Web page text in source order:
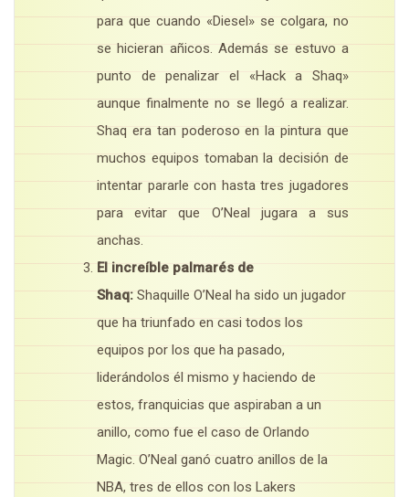
para que cuando «Diesel» se colgara, no
se hicieran añicos. Además se estuvo a
punto de penalizar el «Hack a Shaq»
aunque finalmente no se llegó a realizar.
Shaq era tan poderoso en la pintura que
muchos equipos tomaban la decisión de
intentar pararle con hasta tres jugadores
para evitar que O’Neal jugara a sus
anchas.
El increíble palmarés de
Shaq: Shaquille O’Neal ha sido un jugador
que ha triunfado en casi todos los
equipos por los que ha pasado,
liderándolos él mismo y haciendo de
estos, franquicias que aspiraban a un
anillo, como fue el caso de Orlando
Magic. O’Neal ganó cuatro anillos de la
NBA, tres de ellos con los Lakers